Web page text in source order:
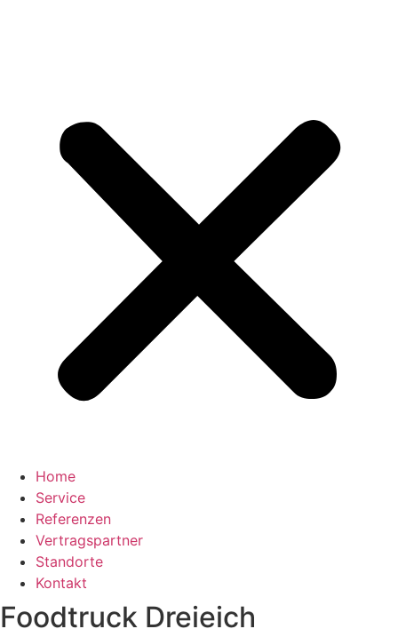
Home
Service
Referenzen
Vertragspartner
Standorte
Kontakt
Foodtruck Dreieich